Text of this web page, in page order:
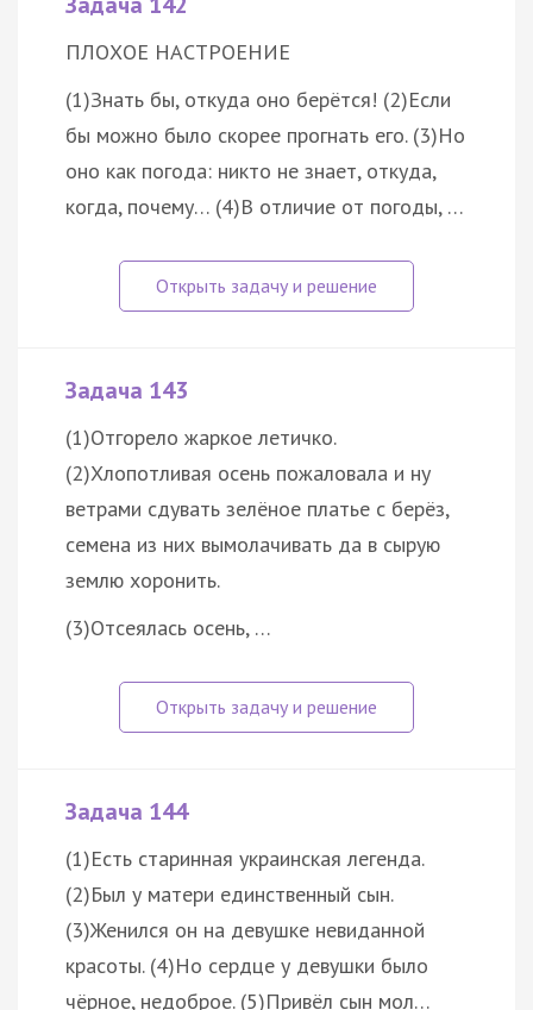
ПЛОХОЕ НАСТРОЕНИЕ
(1)Знать бы, откуда оно берётся! (2)Если
бы можно было скорее прогнать его. (3)Но
оно как погода: никто не знает, откуда,
когда, почему… (4)В отличие от погоды, …
Задача 143
(1)Отгорело жаркое летичко.
(2)Хлопотливая осень пожаловала и ну
ветрами сдувать зелёное платье с берёз,
семена из них вымолачивать да в сырую
землю хоронить.
(3)Отсеялась осень, …
Задача 144
(1)Есть старинная украинская легенда.
(2)Был у матери единственный сын.
(3)Женился он на девушке невиданной
красоты. (4)Но сердце у девушки было
чёрное, недоброе. (5)Привёл сын мол…